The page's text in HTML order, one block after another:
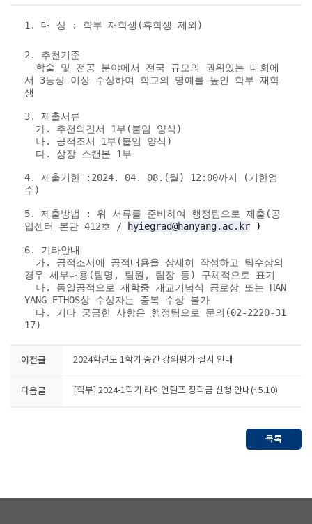
1. 대 상 : 학부 재학생(휴학생 제외)
2. 추천기준
학술 및 전공 분야에서 전국 규모의 권위있는 대회에
서 3등상 이상 수상하여 학교의 명예를 높인 학부 재학
생
3. 제출서류
가. 추천의견서 1부(붙임 양식)
나. 공적조서 1부(붙임 양식)
다. 상장 스캔본 1부
4. 제출기한 : 2024. 04. 08.(월) 12:00까지 (기한엄
수)
5. 제출방법 : 위 서류를 준비하여 행정팀으로 제출(공
업센터 본관 412호 /
hyiegrad@hanyang.ac.kr )
6. 기타안내
가. 공적조서에 공적내용을 상세히 작성하고 팀수상의
경우 세부내용(팀명, 팀원, 팀장 등) 구체적으로 표기
나. 동일공적으로 재학중 개교기념식 공로상 또는 HAN
YANG ETHOS상 수상자는 중복 수상 불가
다. 기타 궁금한 사항은 행정팀으로 문의(02-2220-31
17)
이전글 2024학년도 1학기 중간 강의평가 실시 안내
다음글 [학부] 2024-1학기 라이언헬프 장학금 신청 안내(~5.10)
목록